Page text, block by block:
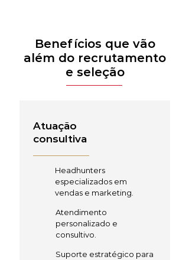
Benefícios que vão
além do recrutamento
e seleção
Atuação
consultiva
Headhunters
especializados em
vendas e marketing.
Atendimento
personalizado e
consultivo.
Suporte estratégico para